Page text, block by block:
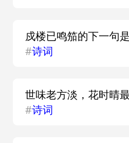
戍楼已鸣笳的下一句
#诗词
世味老方淡，花时晴
#诗词